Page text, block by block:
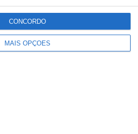
MAIS OPÇÕES
CONCORDO